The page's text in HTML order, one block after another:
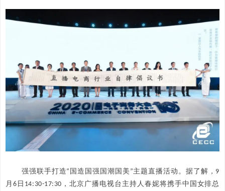
强强联手打造“国造国强国潮国美”主题直播活动。据了解，9
月6日14:30-17:30，北京广播电视台主持人春妮将携手中国女排总